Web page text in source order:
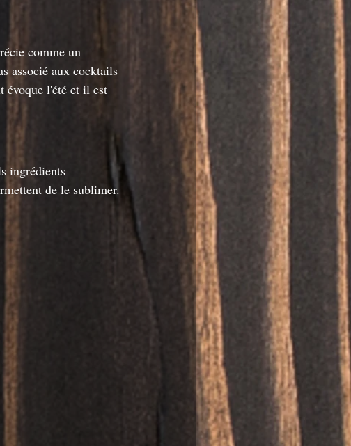
comme un
associé aux cocktails
évoque l'été et il est
ingrédients
de le sublimer.